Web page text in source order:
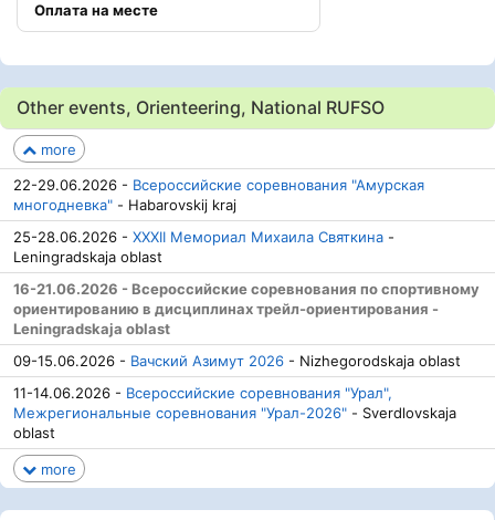
Оплата на месте
Other events, Orienteering, National RUFSO
more
22-29.06.2026 - Всероссийские соревнования "Амурская
многодневка" - Habarovskij kraj
25-28.06.2026 - XXXII Мемориал Михаила Святкина -
Leningradskaja oblast
16-21.06.2026 - Всероссийские соревнования по спортивному
ориентированию в дисциплинах трейл-ориентирования -
Leningradskaja oblast
09-15.06.2026 - Вачский Азимут 2026 - Nizhegorodskaja oblast
11-14.06.2026 - Всероссийские соревнования "Урал",
Межрегиональные соревнования "Урал-2026" - Sverdlovskaja
oblast
more